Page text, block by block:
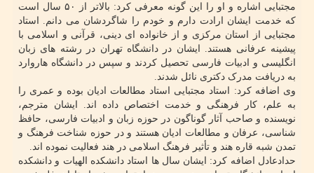
مجتبایی اشاره و او را این گونه معرفی کرد: بالاتر از ۵۰ سال است
که خدمت ایشان ارادت دارم و خودم را شاگردشان می دانم. استاد
مجتبایی از استان مرکزی و از خانواده ای دینی، قرآنی و اسلامی با
پیشینه عرفانی هستند. ایشان در دانشگاه تهران در رشته های زبان
انگلیسی و ادبیات فارسی تحصیل کردند و سپس در دانشگاه هاروارد
به دریافت مدرک دکتری نائل شدند.
وی اضافه کرد: استاد مجتبایی استاد مطالعات ادیان بوده و عمری را
به علم، کار فرهنگی و خدمت اختصاص داده اند. ایشان مترجم،
نویسنده و صاحب آثار گوناگون در حوزه زبان و ادبیات فارسی، حافظ
شناسی، عرفان و مطالعات ادیان هستند و در حوزه شناخت فرهنگ و
تمدن شبه قاره هند و تأثیر فرهنگ اسلامی در هند فعالیت نموده اند.
حدادعادل اضافه کرد: ایشان سال ها استاد دانشکده الهیات و دانشکده